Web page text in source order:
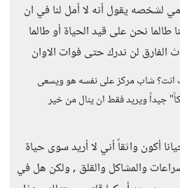
لشخصه يقول أنه لا أمل لنا في ان
طالما نحن على قيد الحياة أو طالما
الفارق لن ندرك حتى فوات الاوان
انت؟ شاب مركز على نفسه هو ويسعى
جيداً ويريد فقط ان ينال من خير
أكون واثقاً أني لا أريد سوى حياة
والمشاكل والقلق , ولكن هل في